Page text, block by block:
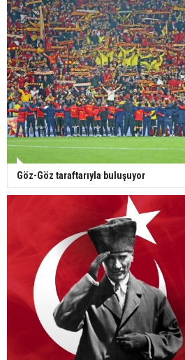
Göz-Göz taraftarıyla buluşuyor